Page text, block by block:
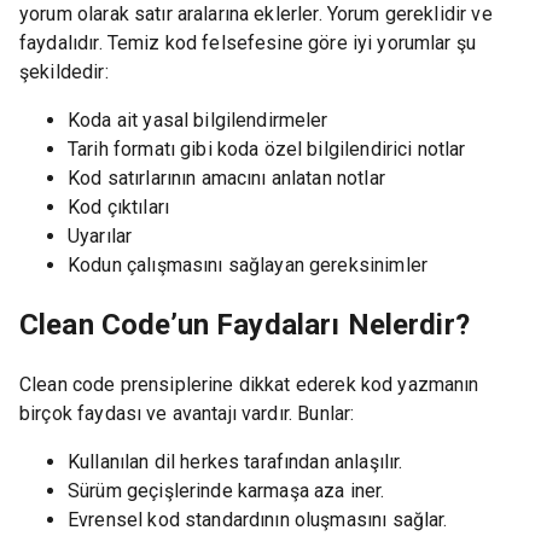
yorum olarak satır aralarına eklerler. Yorum gereklidir ve
faydalıdır. Temiz kod felsefesine göre iyi yorumlar şu
şekildedir:
Koda ait yasal bilgilendirmeler
Tarih formatı gibi koda özel bilgilendirici notlar
Kod satırlarının amacını anlatan notlar
Kod çıktıları
Uyarılar
Kodun çalışmasını sağlayan gereksinimler
Clean Code’un Faydaları Nelerdir?
Clean code prensiplerine dikkat ederek kod yazmanın
birçok faydası ve avantajı vardır. Bunlar:
Kullanılan dil herkes tarafından anlaşılır.
Sürüm geçişlerinde karmaşa aza iner.
Evrensel kod standardının oluşmasını sağlar.